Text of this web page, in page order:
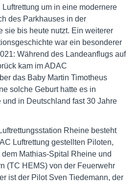
um in eine modernere
des Parkhauses in der
sie bis heute nutzt. Ein weiterer
war ein besonderer
Während des Landeanflugs auf
kam im ADAC
das Baby Martin Timotheus
solche Geburt hatte es in
und in Deutschland fast 30 Jahre
Rheine besteht
Luftrettung gestellten Piloten,
Mathias-Spital Rheine und
(TC HEMS) von der Feuerwehr
ist der Pilot Sven Tiedemann, der